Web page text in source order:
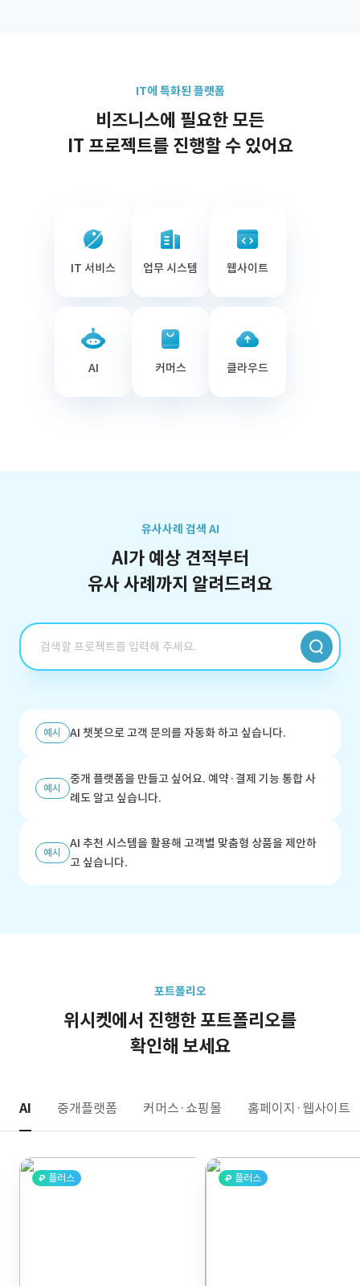
IT에 특화된 플랫폼
비즈니스에 필요한 모든
IT 프로젝트를 진행할 수 있어요
IT 서비스 업무 시스템 웹사이트
AI 커머스 클라우드
유사사례 검색 AI
AI가 예상 견적부터
유사 사례까지 알려드려요
예시 AI 챗봇으로 고객 문의를 자동화 하고 싶습니다.
예시
중개 플랫폼을 만들고 싶어요. 예약·결제 기능 통합 사
례도 알고 싶습니다.
예시
AI 추천 시스템을 활용해 고객별 맞춤형 상품을 제안하
고 싶습니다.
포트폴리오
위시켓에서 진행한 포트폴리오를
확인해 보세요
AI 중개플랫폼 커머스·쇼핑몰 홈페이지·웹사이트
플러스 플러스